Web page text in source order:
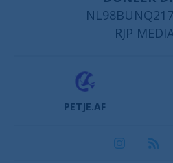
RJP
PETJE.AF